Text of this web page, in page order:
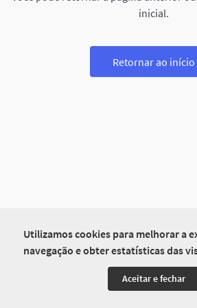
Utilizamos cookies para melhorar a
navegação e obter estatísticas das
Aceitar e fechar
inicial.
Retornar ao início